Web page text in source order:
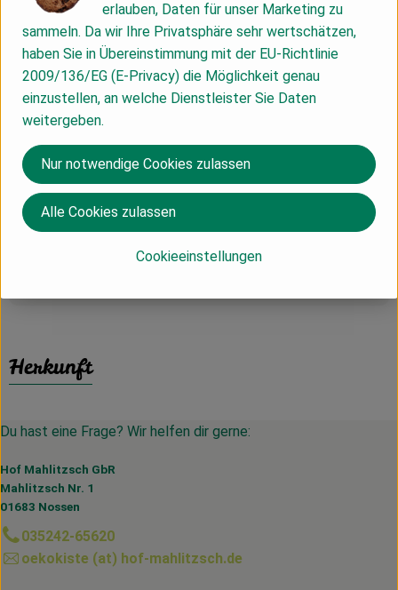
Leinsamenbrot 750g
Dinkel-Roggenbrot 750g
Sonnenblumenkernbrot 750g
Dinkel-Möhrchenbrot 750g
Hirsebrot 750g
bezeichnet, die Zutaten findest du hier im Shop unter
den jeweiligen Brotbezeichnungen.
Guten Appetit!
Herkunft
Du hast eine Frage? Wir helfen dir gerne:
Hof Mahlitzsch GbR
Mahlitzsch Nr. 1
01683 Nossen
035242-65620
oekokiste (at) hof-mahlitzsch.de
erlauben, Daten für unser Marketing zu
sammeln. Da wir Ihre Privatsphäre sehr wertschätzen,
haben Sie in Übereinstimmung mit der EU-Richtlinie
2009/136/EG (E-Privacy) die Möglichkeit genau
einzustellen, an welche Dienstleister Sie Daten
weitergeben.
Cookieeinstellungen
Nur notwendige Cookies zulassen
Alle Cookies zulassen